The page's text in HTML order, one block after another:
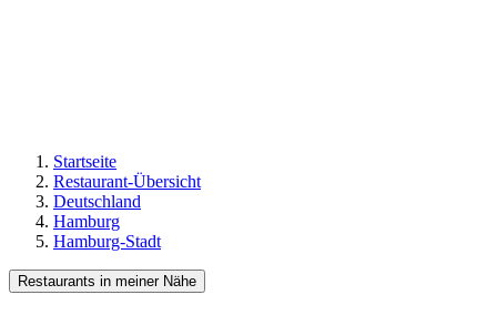
Startseite
Restaurant-Übersicht
Deutschland
Hamburg
Hamburg-Stadt
Restaurants in meiner Nähe